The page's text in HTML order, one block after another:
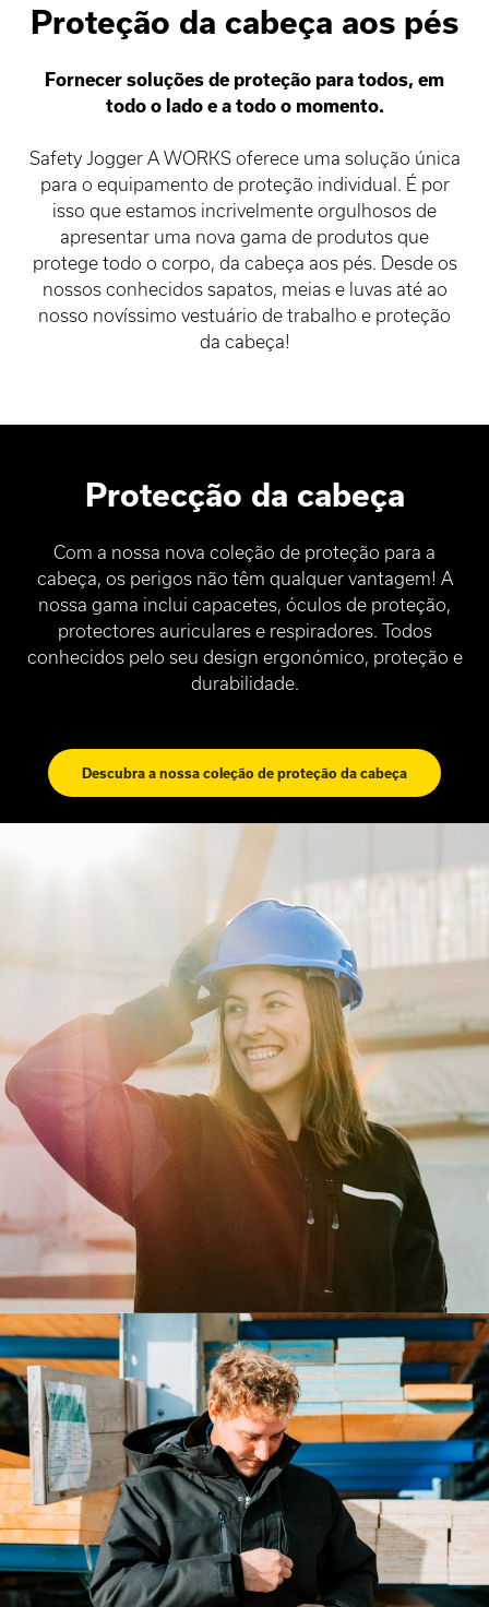
Proteção da cabeça aos pés
Fornecer soluções de proteção para todos, em
todo o lado e a todo o momento.
Safety Jogger A WORKS oferece uma solução única
para o equipamento de proteção individual. É por
isso que estamos incrivelmente orgulhosos de
apresentar uma nova gama de produtos que
protege todo o corpo, da cabeça aos pés. Desde os
nossos conhecidos sapatos, meias e luvas até ao
nosso novíssimo vestuário de trabalho e proteção
da cabeça!
Protecção da cabeça
Com a nossa nova coleção de proteção para a
cabeça, os perigos não têm qualquer vantagem! A
nossa gama inclui capacetes, óculos de proteção,
protectores auriculares e respiradores. Todos
conhecidos pelo seu design ergonómico, proteção e
durabilidade.
Descubra a nossa coleção de proteção da cabeça